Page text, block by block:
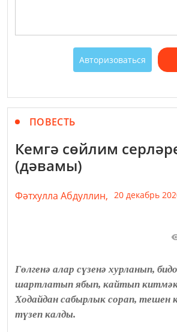
Авторизоваться
ПОВЕСТЬ
Кемгә сөйлим
(дәвамы)
Фәтхулла Абдуллин, 20 декабрь
Гөлгенә алар сүзенә хурланып,
шартлатып ябып, кайтып
Ходайдан сабырлык сорап, тешен
түзеп калды.